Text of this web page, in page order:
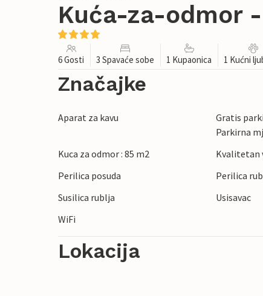
Kuća-za-odmor
6 Gosti 3 Spavaće sobe 1 Kupaonica 1 Kućni
Značajke
Aparat za kavu
Gratis
Parkirna
Kuca za odmor : 85 m2 Kvalitetan
Perilica posuda
Perilica
Susilica rublja
Usisavac
WiFi
Lokacija